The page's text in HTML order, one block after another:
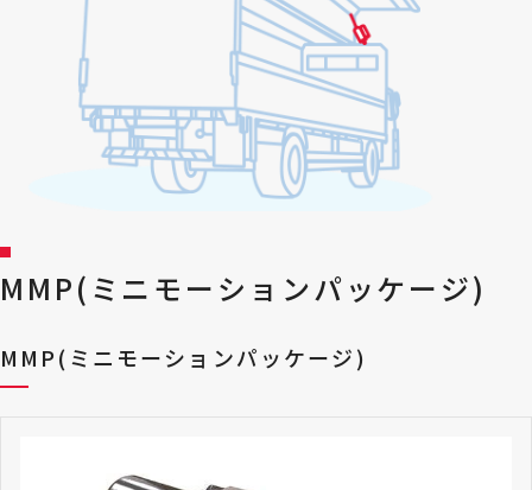
MMP(ミニモーションパッケージ)
MMP(ミニモーションパッケージ)